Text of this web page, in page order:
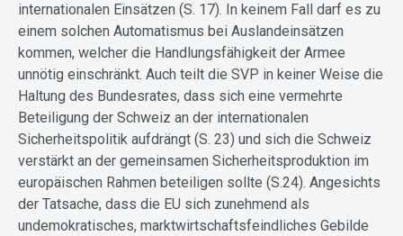
internationalen Einsätzen (S. 17). In keinem Fall darf es zu
einem solchen Automatismus bei Auslandeinsätzen
kommen, welcher die Handlungsfähigkeit der Armee
unnötig einschränkt. Auch teilt die SVP in keiner Weise die
Haltung des Bundesrates, dass sich eine vermehrte
Beteiligung der Schweiz an der internationalen
Sicherheitspolitik aufdrängt (S. 23) und sich die Schweiz
verstärkt an der gemeinsamen Sicherheitsproduktion im
europäischen Rahmen beteiligen sollte (S.24). Angesichts
der Tatsache, dass die EU sich zunehmend als
undemokratisches, marktwirtschaftsfeindliches Gebilde